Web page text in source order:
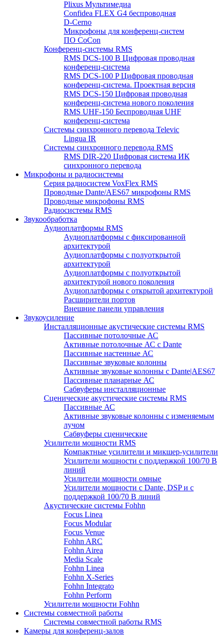
Plixus Мультимедиа
Confidea FLEX G4 беспроводная
D-Cerno
Микрофоны для конференц-систем
ПО CoCon
Конференц-системы RMS
RMS DCS-100 B Цифровая проводная
конференц-система
RMS DCS-100 P Цифровая проводная
конференц-система. Проектная версия
RMS DCS-150 Цифровая проводная
конференц-система нового поколения
RMS UHF-150 Беспроводная UHF
конференц-система
Системы синхронного перевода Televic
Lingua IR
Системы синхронного перевода RMS
RMS DIR-220 Цифровая система ИК
синхронного перевода
Микрофоны и радиосистемы
Серия радиосистем VoxFlex RMS
Проводные Dante/AES67 микрофоны RMS
Проводные микрофоны RMS
Радиосистемы RMS
Звукообработка
Аудиоплатформы RMS
Аудиоплатформы с фиксированной
архитектурой
Аудиоплатформы с полуоткрытой
архитектурой
Аудиоплатформы с полуоткрытой
архитектурой нового поколения
Аудиоплатформы с открытой архитектурой
Расширители портов
Внешние панели управления
Звукоусиление
Инсталляционные акустические системы RMS
Пассивные потолочные АС
Активные потолочные АС с Dante
Пассивные настенные АС
Пассивные звуковые колонны
Активные звуковые колонны с Dante|AES67
Пассивные планарные АС
Сабвуферы инсталляционные
Сценические акустические системы RMS
Пассивные АС
Активные звуковые колонны с изменяемым
лучом
Сабвуферы сценические
Усилители мощности RMS
Компактные усилители и микшер-усилители
Усилители мощности с поддержкой 100/70 В
линий
Усилители мощности омные
Усилители мощности с Dante, DSP и с
поддержкой 100/70 В линий
Акустические системы Fohhn
Focus Linea
Focus Modular
Focus Venue
Fohhn ARC
Fohhn Airea
Media Scale
Fohhn Linea
Fohhn X-Series
Fohhn Integrato
Fohhn Perform
Усилители мощности Fohhn
Системы совместной работы
Системы совместной работы RMS
Камеры для конференц-залов